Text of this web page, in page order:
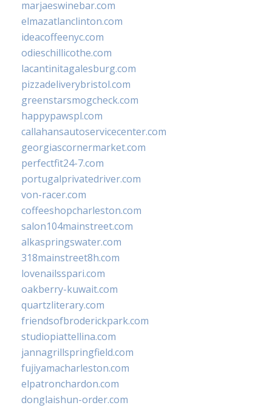
marjaeswinebar.com
elmazatlanclinton.com
ideacoffeenyc.com
odieschillicothe.com
lacantinitagalesburg.com
pizzadeliverybristol.com
greenstarsmogcheck.com
happypawspl.com
callahansautoservicecenter.com
georgiascornermarket.com
perfectfit24-7.com
portugalprivatedriver.com
von-racer.com
coffeeshopcharleston.com
salon104mainstreet.com
alkaspringswater.com
318mainstreet8h.com
lovenailsspari.com
oakberry-kuwait.com
quartzliterary.com
friendsofbroderickpark.com
studiopiattellina.com
jannagrillspringfield.com
fujiyamacharleston.com
elpatronchardon.com
donglaishun-order.com